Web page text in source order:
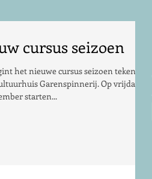
cursus seizoen
het nieuwe cursus seizoen teken &
Garenspinnerij. Op vrijdag
starten...